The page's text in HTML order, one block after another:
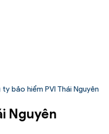
bảo hiểm PVI Thái Nguyên
Nguyên